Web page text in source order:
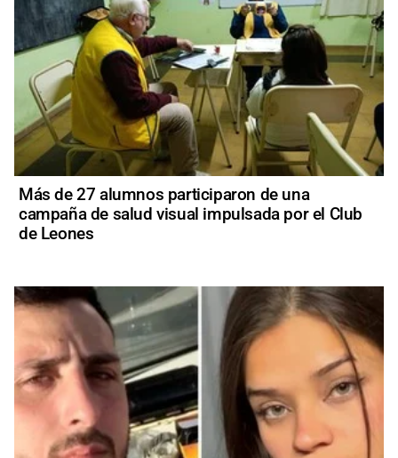
Más de 27 alumnos participaron de una
campaña de salud visual impulsada por el Club
de Leones